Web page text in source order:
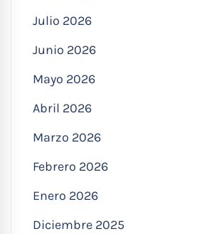
Julio 2026
Junio 2026
Mayo 2026
Abril 2026
Marzo 2026
Febrero 2026
Enero 2026
Diciembre 2025